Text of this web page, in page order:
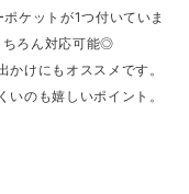
ケットが1つ付いていま
ろん対応可能◎
けにもオススメです。
のも嬉しいポイント。